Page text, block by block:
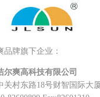
品牌旗下企业：
尔爽高科技有限公司
关村东路18号财智国际大